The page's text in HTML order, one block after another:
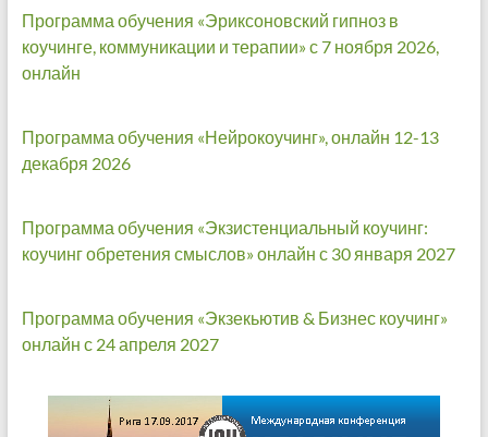
Программа обучения «Эриксоновский гипноз в
коучинге, коммуникации и терапии» с 7 ноября 2026,
онлайн
Программа обучения «Нейрокоучинг», онлайн 12-13
декабря 2026
Программа обучения «Экзистенциальный коучинг:
коучинг обретения смыслов» онлайн с 30 января 2027
Программа обучения «Экзекьютив & Бизнес коучинг»
онлайн с 24 апреля 2027